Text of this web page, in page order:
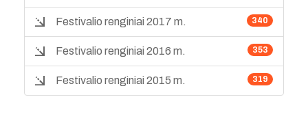
340
Festivalio renginiai 2017 m.
353
Festivalio renginiai 2016 m.
319
Festivalio renginiai 2015 m.